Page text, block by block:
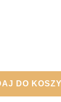
DO